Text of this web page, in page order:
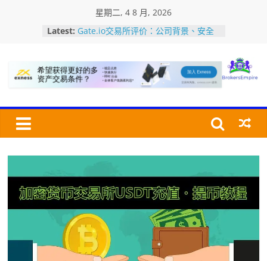
星期二, 4 8 月, 2026
Latest: Gate.io交易所评价：公司背景、安全
美国MSB牌照是什么？如何查询MSB
牌照？认识加密货币监管牌照
加密货币交易所的深度是指什么？深度
交
易
商
帝